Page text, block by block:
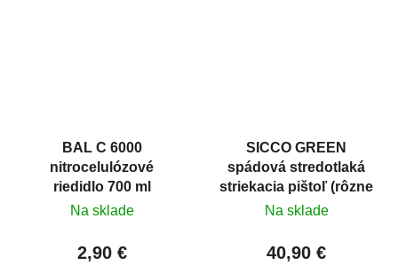
BAL C 6000
nitrocelulózové
riedidlo 700 ml
Na sklade
2,90 €
SICCO GREEN
spádová stredotlaká
striekacia pištoľ (rôzne
trysky)
Na sklade
40,90 €